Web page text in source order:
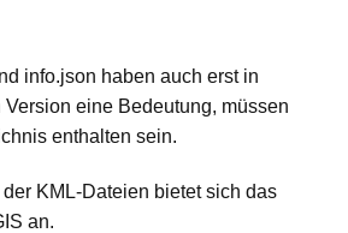
info.json haben auch erst in
eine Bedeutung, müssen
enthalten sein.
KML-Dateien bietet sich das
an.